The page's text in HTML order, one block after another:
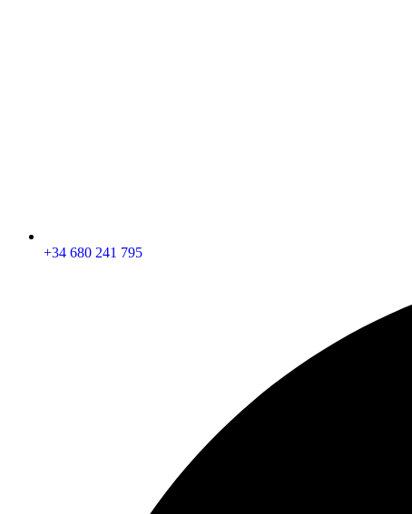
+34 680 241 795